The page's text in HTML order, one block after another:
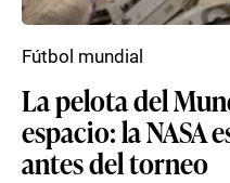
La pelota del
espacio: la NASA
antes del torneo
Fútbol mundial